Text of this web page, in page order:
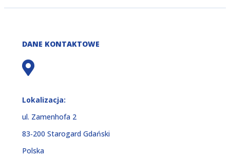
DANE KONTAKTOWE
Lokalizacja:
ul. Zamenhofa 2
83‑200 Starogard Gdański
Polska